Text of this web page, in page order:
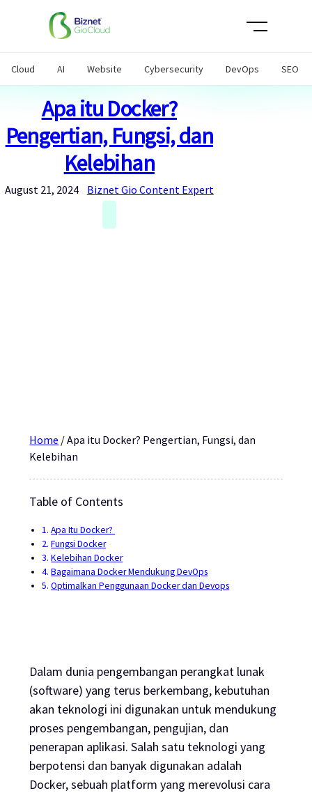
Cloud AI Website Cybersecurity DevOps SEO
Apa itu Docker?
Pengertian, Fungsi, dan
Kelebihan
August 21, 2024 Biznet Gio Content Expert
Home /Apa itu Docker? Pengertian, Fungsi, dan
Kelebihan
Table of Contents
Apa Itu Docker?
Fungsi Docker
Kelebihan Docker
Bagaimana Docker Mendukung DevOps
Optimalkan Penggunaan Docker dan Devops
Dalam dunia pengembangan perangkat lunak
(software) yang terus berkembang, kebutuhan
akan teknologi ini digunakan untuk mendukung
proses pengembangan, pengujian, dan
penerapan aplikasi. Salah satu teknologi yang
berpotensi dan banyak digunakan adalah
Docker, sebuah platform yang merevolusi cara